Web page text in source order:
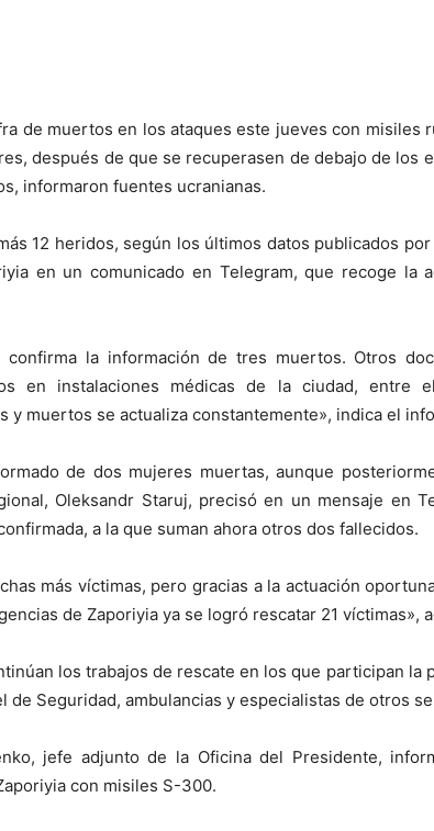
de muertos en los ataques este jueves con misiles
después de que se recuperasen de debajo de los
informaron fuentes ucranianas.
12 heridos, según los últimos datos publicados
en un comunicado en Telegram, que recoge la
confirma la información de tres muertos. Otros
en instalaciones médicas de la ciudad, entre
y muertos se actualiza constantemente», indica el
de dos mujeres muertas, aunque
Oleksandr Staruj, precisó en un mensaje en
a la que suman ahora otros dos fallecidos.
más víctimas, pero gracias a la actuación
de Zaporiyia ya se logró rescatar 21 víctimas»,
los trabajos de rescate en los que participan la
de Seguridad, ambulancias y especialistas de otros
jefe adjunto de la Oficina del Presidente,
con misiles S-300.